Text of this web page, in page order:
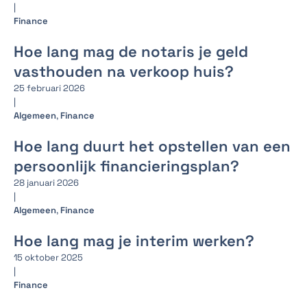
|
Finance
Hoe lang mag de notaris je geld
vasthouden na verkoop huis?
25 februari 2026
|
Algemeen, Finance
Hoe lang duurt het opstellen van een
persoonlijk financieringsplan?
28 januari 2026
|
Algemeen, Finance
Hoe lang mag je interim werken?
15 oktober 2025
|
Finance